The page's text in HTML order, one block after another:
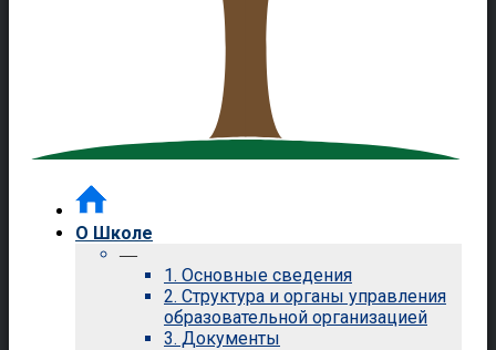
О Школе
—
1. Основные сведения
2. Структура и органы управления
образовательной организацией
3. Документы